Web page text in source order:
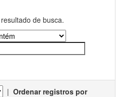
de busca.
| Ordenar registros por